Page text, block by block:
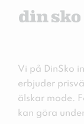
Vi på DinSko
erbjuder
älskar mode.
kan göra